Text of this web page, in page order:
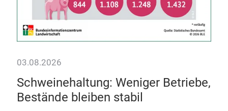
03.08.2026
Schweinehaltung: Weniger Betriebe,
Bestände bleiben stabil